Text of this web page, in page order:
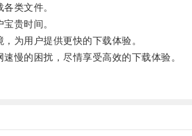
类文件。
贵时间。
为用户提供更快的下载体验。
慢的困扰，尽情享受高效的下载体验。